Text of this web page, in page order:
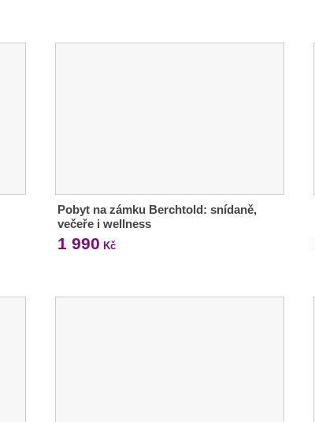
Pobyt na zámku Berchtold: snídaně,
večeře i wellness
1 990 Kč